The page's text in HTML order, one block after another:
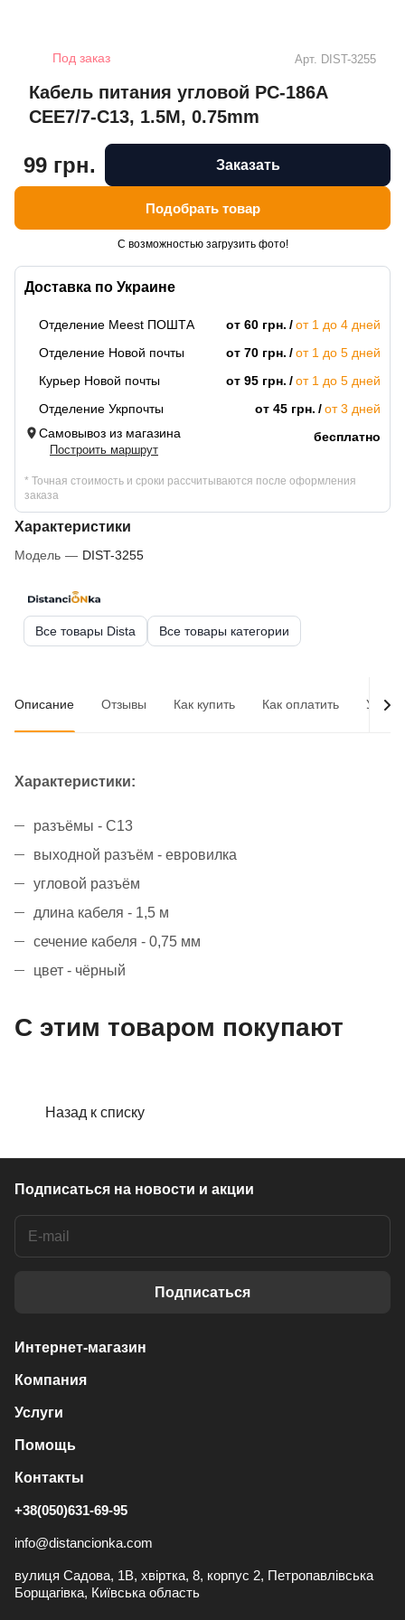
Под заказ Арт. DIST-3255
Кабель питания угловой PC-186A
CEE7/7-C13, 1.5M, 0.75mm
Доставка по Украине
Отделение Meest ПОШТА от 60 грн.
от 1 до 4 дней
Отделение Новой почты
от 70 грн.
от 1 до 5 дней
Курьер Новой почты
от 95 грн.
от 1 до 5 дней
Отделение Укрпочты
от 45 грн.
от 3 дней
Самовывоз из магазина
Построить маршрут
бесплатно
* Точная стоимость и сроки рассчитываются после оформления
заказа
Характеристики
Модель — DIST-3255
99 грн. Заказать
Подобрать товар
С возможностью загрузить фото!
Все товары Dista Все товары категории
Описание Отзывы Как купить Как оплатить
Характеристики:
разъёмы - C13
выходной разъём - евровилка
угловой разъём
длина кабеля - 1,5 м
сечение кабеля - 0,75 мм
цвет - чёрный
С этим товаром покупают
Назад к списку
Подписаться на новости и акции
Подписаться
Интернет-магазин
Компания
Услуги
Помощь
Контакты
+38(050)631-69-95
info@distancionka.com
вулиця Садова, 1В, хвіртка, 8, корпус 2, Петропавлівська
Борщагівка, Київська область